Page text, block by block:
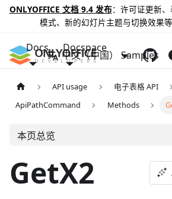
ONLYOFFICE 文档 9.4 发布：许可证更新
模式、新的幻灯片主题与切换效果等
Docs Docspace
Samples
中文（中国）
API usage
电子表格 API
ApiPathCommand
Methods
本页总览
GetX2